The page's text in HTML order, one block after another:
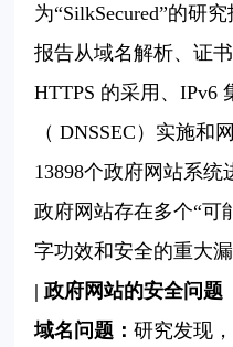
为“SilkSecured”的研究
报告从域名解析、证
HTTPS 的采用、IPv6
（ DNSSEC）实施和
13898个政府网站系
政府网站存在多个“可
字功效和安全的重大漏
| 政府网站的安全问题
域名问题：研究发现